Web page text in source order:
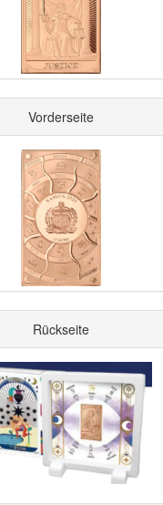
Vorderseite
Rückseite